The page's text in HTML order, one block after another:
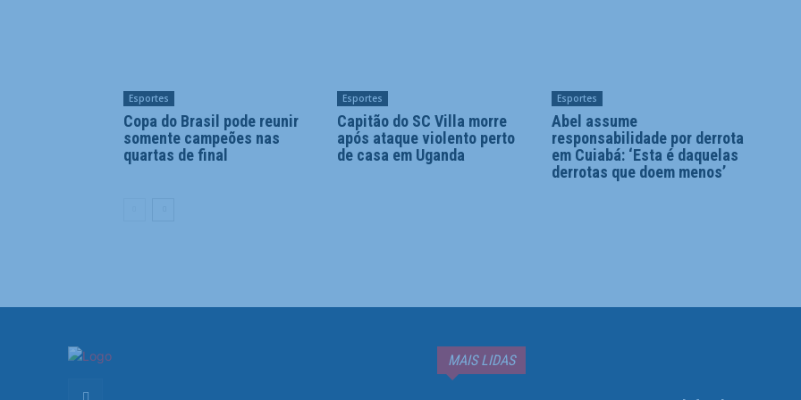
Esportes
Copa do Brasil pode reunir
somente campeões nas
quartas de final
Esportes
Capitão do SC Villa morre
após ataque violento perto
de casa em Uganda
Esportes
Abel assume
responsabilidade por derrota
em Cuiabá: ‘Esta é daquelas
derrotas que doem menos’
MAIS LIDAS